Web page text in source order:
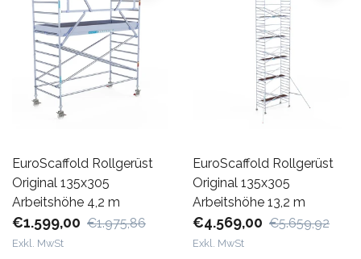
EuroScaffold Rollgerüst
Original 135x305
Arbeitshöhe 4,2 m
€1.599,00 €1.975,86
Exkl. MwSt
EuroScaffold Rollgerüst
Original 135x305
Arbeitshöhe 13,2 m
€4.569,00 €5.659,92
Exkl. MwSt